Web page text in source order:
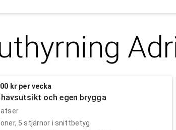
kr per vecka
havsutsikt och egen brygga
5 stjärnor i snittbetyg